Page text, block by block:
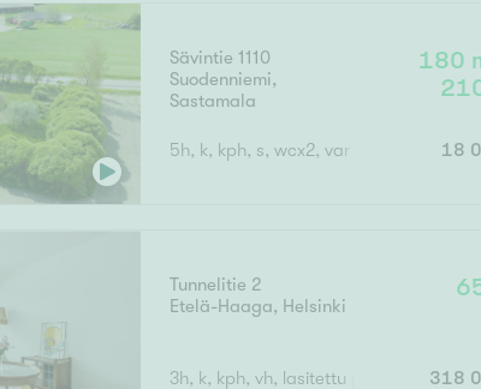
Hyvä
Sävintie 1110
Suodenniemi,
Sastamala
180
5h, k, kph, s, wcx2, var 18
Tunnelitie 2
Etelä-Haaga, Helsinki
3h, k, kph, vh, lasitettu parveke 318